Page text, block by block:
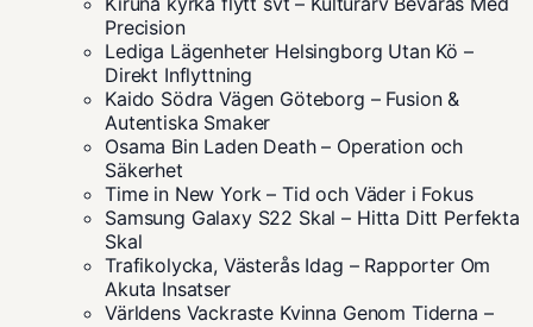
Precision
Lediga Lägenheter Helsingborg Utan Kö –
Direkt Inflyttning
Kaido Södra Vägen Göteborg – Fusion &
Autentiska Smaker
Osama Bin Laden Death – Operation och
Säkerhet
Time in New York – Tid och Väder i Fokus
Samsung Galaxy S22 Skal – Hitta Ditt Perfekta
Skal
Trafikolycka, Västerås Idag – Rapporter Om
Akuta Insatser
Världens Vackraste Kvinna Genom Tiderna –